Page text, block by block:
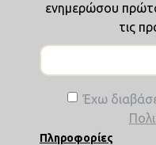
ενημερώσου
τις
Έχω
Πληροφορίες